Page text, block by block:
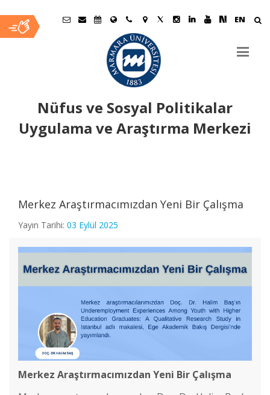
EN
Nüfus ve Sosyal Politikalar
Uygulama ve Araştırma Merkezi
İçerikMerkez Araştırmacımızdan Yeni Bir Çalışma
Yayın Tarihi: 03 Eylül 2025
Merkez Araştırmacımızdan Yeni Bir Çalışma